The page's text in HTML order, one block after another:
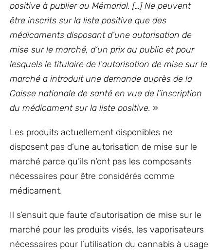
positive à publier au Mémorial. […] Ne peuvent
être inscrits sur la liste positive que des
médicaments disposant d’une autorisation de
mise sur le marché, d’un prix au public et pour
lesquels le titulaire de l’autorisation de mise sur le
marché a introduit une demande auprès de la
Caisse nationale de santé en vue de l’inscription
du médicament sur la liste positive. »
Les produits actuellement disponibles ne
disposent pas d’une autorisation de mise sur le
marché parce qu’ils n‘ont pas les composants
nécessaires pour être considérés comme
médicament.
Il s’ensuit que faute d’autorisation de mise sur le
marché pour les produits visés, les vaporisateurs
nécessaires pour l’utilisation du cannabis à usage